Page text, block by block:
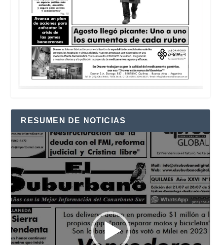
RESUMEN DE NOTICIAS
Reproductor
de
vídeo